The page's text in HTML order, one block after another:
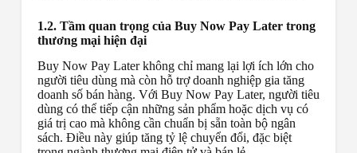
1.2. Tầm quan trọng của Buy Now Pay Later trong
thương mại hiện đại
Buy Now Pay Later không chỉ mang lại lợi ích lớn cho
người tiêu dùng mà còn hỗ trợ doanh nghiệp gia tăng
doanh số bán hàng. Với Buy Now Pay Later, người tiêu
dùng có thể tiếp cận những sản phẩm hoặc dịch vụ có
giá trị cao mà không cần chuẩn bị sẵn toàn bộ ngân
sách. Điều này giúp tăng tỷ lệ chuyển đổi, đặc biệt